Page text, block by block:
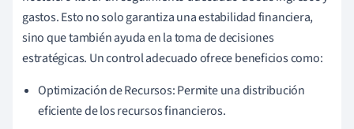
gastos. Esto no solo garantiza una estabilidad financiera,
sino que también ayuda en la toma de decisiones
estratégicas. Un control adecuado ofrece beneficios como:
Optimización de Recursos: Permite una distribución
eficiente de los recursos financieros.